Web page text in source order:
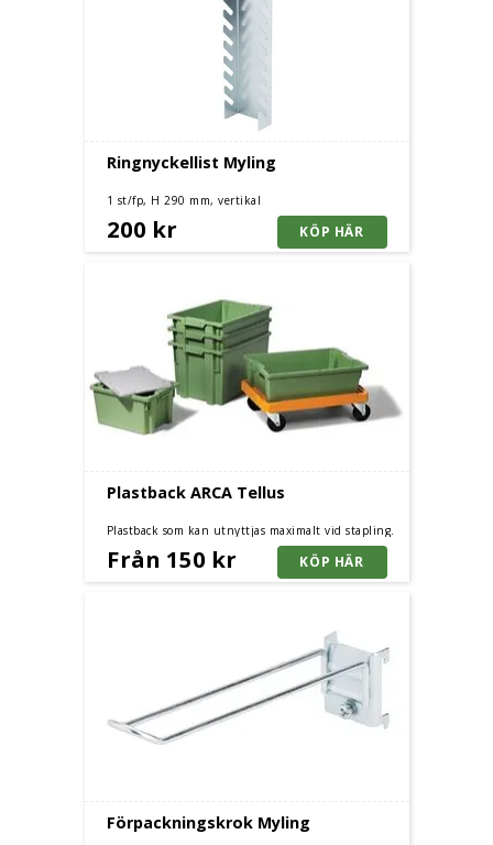
Ringnyckellist Myling
1 st/fp, H 290 mm, vertikal
200 kr
Plastback ARCA Tellus
Plastback som kan utnyttjas maximalt vid stapling.
Backarna travas i varandra för minimal volym.
Från 150 kr
Förpackningskrok Myling